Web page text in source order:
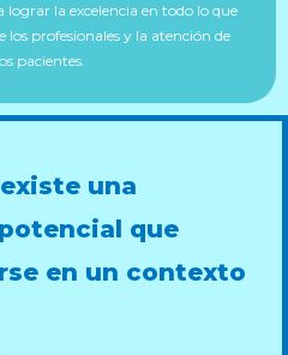
lograr la excelencia en todo lo que
los profesionales y la atención de
pacientes.
una
que
en un contexto